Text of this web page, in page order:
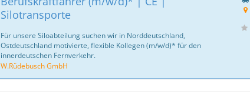
Silotransporte
Für unsere Siloabteilung suchen wir in Norddeutschland,
Ostdeutschland motivierte, flexible Kollegen (m/w/d)* für den
innerdeutschen Fernverkehr.
W.Rüdebusch GmbH